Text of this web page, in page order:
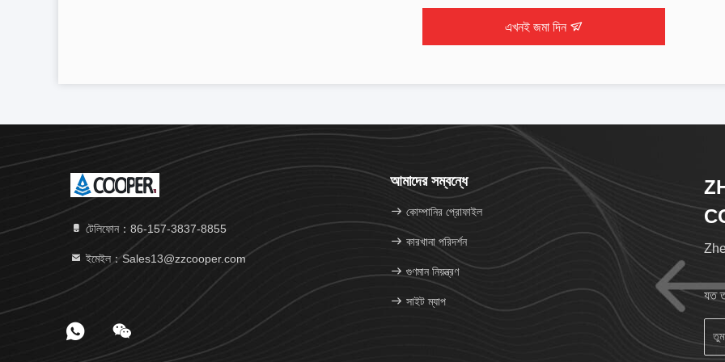
এখনই জমা দিন
টেলিফোন：86-157-3837-8855
ইমেইল：Sales13@zzcooper.com
আমাদের সম্বন্ধে
কোম্পানির প্রোফাইল
কারখানা পরিদর্শন
গুণমান নিয়ন্ত্রণ
সাইট ম্যাপ যত